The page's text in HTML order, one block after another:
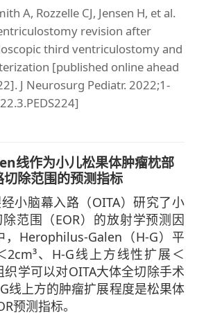
A, Rozzelle CJ, Jensen H, et al.
revision after
third ventriculostomy and
[published online ahead
J Neurosurg Pediatr. 2022;1-
线作为小儿松果体肿瘤枕部
除范围的预测指标
小脑幕入路（OITA）研究了小
范围（EOR）的放射学预测因
，Herophilus-Galen（H-G）平
2cm³、H-G线上方线性扩展＜
学可以对OITA大体全切除手术
线上方的肿瘤扩展程度是松果体
预测指标。